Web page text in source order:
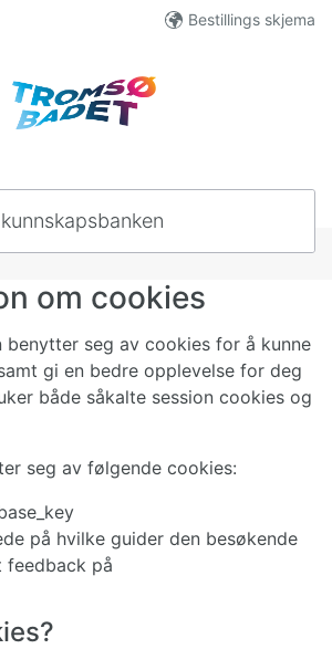
Bestillings skjema
om cookies
benytter seg av cookies for å kunne
gi en bedre opplevelse for deg
både såkalte session cookies og
seg av følgende cookies:
på hvilke guider den besøkende
feedback på